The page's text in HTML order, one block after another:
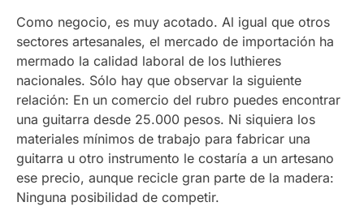
Como negocio, es muy acotado. Al igual que otros
sectores artesanales, el mercado de importación ha
mermado la calidad laboral de los luthieres
nacionales. Sólo hay que observar la siguiente
relación: En un comercio del rubro puedes encontrar
una guitarra desde 25.000 pesos. Ni siquiera los
materiales mínimos de trabajo para fabricar una
guitarra u otro instrumento le costaría a un artesano
ese precio, aunque recicle gran parte de la madera:
Ninguna posibilidad de competir.